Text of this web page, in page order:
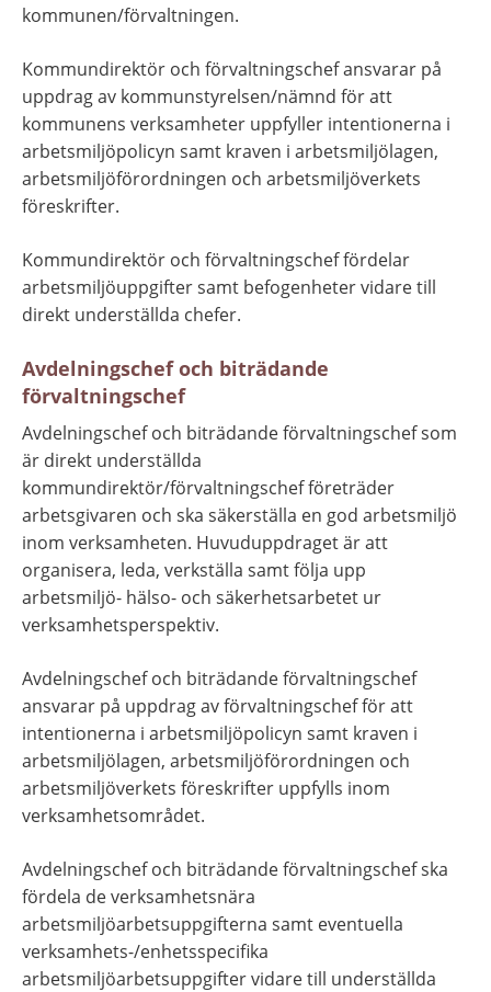
kommunen/förvaltningen.
Kommundirektör och förvaltningschef ansvarar på
uppdrag av kommunstyrelsen/nämnd för att
kommunens verksamheter uppfyller intentionerna i
arbetsmiljöpolicyn samt kraven i arbetsmiljölagen,
arbetsmiljöförordningen och arbetsmiljöverkets
föreskrifter.
Kommundirektör och förvaltningschef fördelar
arbetsmiljöuppgifter samt befogenheter vidare till
direkt underställda chefer.
Avdelningschef och biträdande
förvaltningschef
Avdelningschef och biträdande förvaltningschef som
är direkt underställda
kommundirektör/förvaltningschef företräder
arbetsgivaren och ska säkerställa en god arbetsmiljö
inom verksamheten. Huvuduppdraget är att
organisera, leda, verkställa samt följa upp
arbetsmiljö- hälso- och säkerhetsarbetet ur
verksamhetsperspektiv.
Avdelningschef och biträdande förvaltningschef
ansvarar på uppdrag av förvaltningschef för att
intentionerna i arbetsmiljöpolicyn samt kraven i
arbetsmiljölagen, arbetsmiljöförordningen och
arbetsmiljöverkets föreskrifter uppfylls inom
verksamhetsområdet.
Avdelningschef och biträdande förvaltningschef ska
fördela de verksamhetsnära
arbetsmiljöarbetsuppgifterna samt eventuella
verksamhets-/enhetsspecifika
arbetsmiljöarbetsuppgifter vidare till underställda